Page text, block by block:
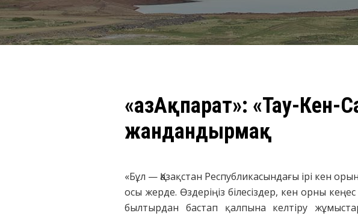
«ҚазАқпарат»: «Тау-
жандандырмақ
«Бұл — Қазақстан Республикасындағы ірі кен
осы жерде. Өздеріңіз білесіздер, кен орны
былтырдан бастап қалпына келтіру